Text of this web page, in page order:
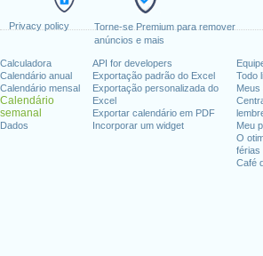
Privacy policy
Torne-se Premium para remover
anúncios e mais
Calculadora
Calendário anual
Calendário mensal
Calendário
semanal
Dados
API for developers
Exportação padrão do Excel
Exportação personalizada do
Excel
Exportar calendário em PDF
Incorporar um widget
Todo
Meus
Meu
O
férias
Café